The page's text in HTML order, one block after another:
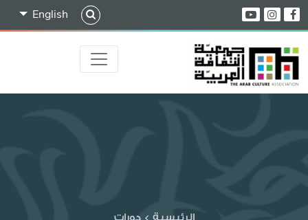
English
الرئيسية >دورات